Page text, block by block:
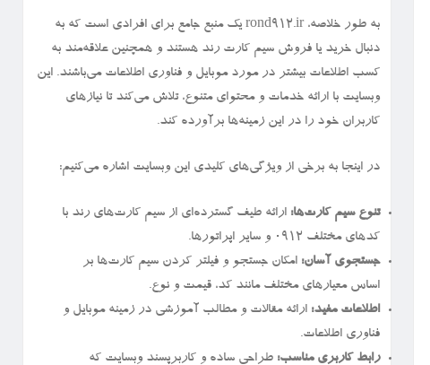
به طور خلاصه، rond912.ir یک منبع جامع برای افرادی است که به
دنبال خرید یا فروش سیم کارت رند هستند و همچنین علاقه‌مند به
کسب اطلاعات بیشتر در مورد موبایل و فناوری اطلاعات می‌باشند. این
وبسایت با ارائه خدمات و محتوای متنوع، تلاش می‌کند تا نیازهای
کاربران خود را در این زمینه‌ها برآورده کند.
در اینجا به برخی از ویژگی‌های کلیدی این وبسایت اشاره می‌کنیم:
تنوع سیم کارت‌ها: ارائه طیف گسترده‌ای از سیم کارت‌های رند با
کدهای مختلف ۰۹۱۲ و سایر اپراتورها.
جستجوی آسان: امکان جستجو و فیلتر کردن سیم کارت‌ها بر
اساس معیارهای مختلف مانند کد، قیمت و نوع.
اطلاعات مفید: ارائه مقالات و مطالب آموزشی در زمینه موبایل و
فناوری اطلاعات.
رابط کاربری مناسب: طراحی ساده و کاربرپسند وبسایت که